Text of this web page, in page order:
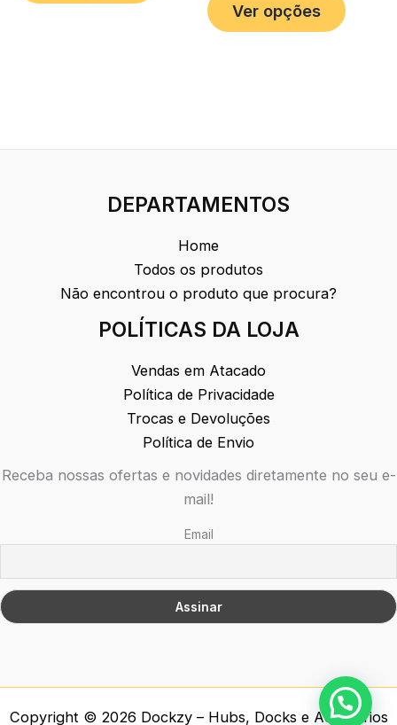
Ver opções
DEPARTAMENTOS
Home
Todos os produtos
Não encontrou o produto que procura?
POLÍTICAS DA LOJA
Vendas em Atacado
Política de Privacidade
Trocas e Devoluções
Política de Envio
Receba nossas ofertas e novidades diretamente no seu e-
mail!
Email
Copyright © 2026 Dockzy – Hubs, Docks e Acessórios